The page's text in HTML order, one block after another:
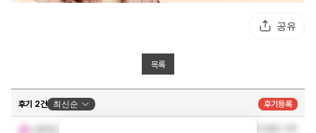
공유
목록
후기 2건 최신순 후기등록